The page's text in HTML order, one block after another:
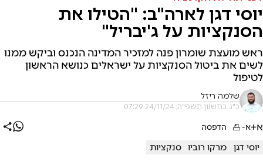
יוסי דגן לארה"ב: "הטילו את
הסנקציות על ג'יבריל"
ראש מועצת שומרון פנה למזכיר המדינה הנכנס וביקש ממנו
לשים את ביטול הסנקציות על ישראלים כנושא הראשון
לטיפול
שלמה ריזל
כ"ג בחשוון תשפ"ה, 24/11/24 07:29
א+א- הדפסה
יוסי דגן מרקו רוביו סנקציות